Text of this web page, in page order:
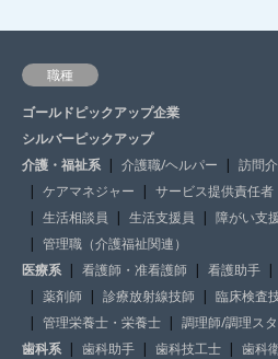
職種
ゴールドピックアップ企業
シルバーピックアップ
介護・福祉系
介護職/ヘルパー 訪問
ケアマネジャー
サービス提供責任者
生活相談員
生活支援員 障がい支
管理職（介護福祉関連）
医療系
看護師・准看護師 看護助手
薬剤師
診療放射線技師 臨床検査
管理栄養士・栄養士
調理師/調理ス
歯科系
歯科助手 歯科技工士
歯科